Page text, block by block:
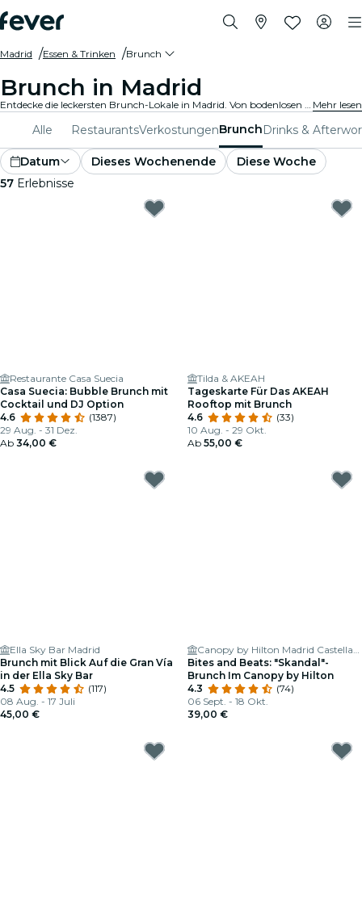
Madrid Essen & Trinken Brunch
Brunch in Madrid
Entdecke die leckersten Brunch-Lokale in Madrid. Von bodenlosen Mimosen bis hin zu Gourmet-Häppchen ist für Deinen Wochenendplan alles dabei. Mehr lesen
Alle RestaurantsVerkostungenBrunchDrinks &
Datum Dieses Wochenende
Diese Woche
57 Erlebnisse
Restaurante Casa Suecia
Casa Suecia: Bubble Brunch mit
Cocktail und DJ Option
4.6
(1387)
29 Aug. - 31 Dez.
Ab 34,00 €
Tilda & AKEAH
Tageskarte Für Das AKEAH
Rooftop mit Brunch
4.6
(33)
10 Aug. - 29 Okt.
Ab 55,00 €
Ella Sky Bar Madrid
Brunch mit Blick Auf die Gran Vía
in der Ella Sky Bar
4.5
(117)
08 Aug. - 17 Juli
45,00 €
Canopy by Hilton Madrid Castellana
Bites and Beats: "Skandal"-
Brunch Im Canopy by Hilton
4.3
(74)
06 Sept. - 18 Okt.
39,00 €